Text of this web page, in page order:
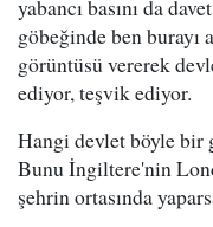
yabancı basını da
göbeğinde ben
görüntüsü vererek
ediyor, teşvik ediyor.
Hangi devlet böyle bir
Bunu İngiltere'nin
şehrin ortasında